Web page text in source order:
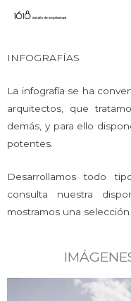
INFOGRAFÍAS
La infografía se ha
arquitectos, que
demás, y para ello
potentes.
Desarrollamos todo
consulta nuestra
mostramos una